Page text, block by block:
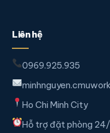
Liên hệ
0969.925.935
Ho Chi Minh City
Hỗ trợ đặt phòng